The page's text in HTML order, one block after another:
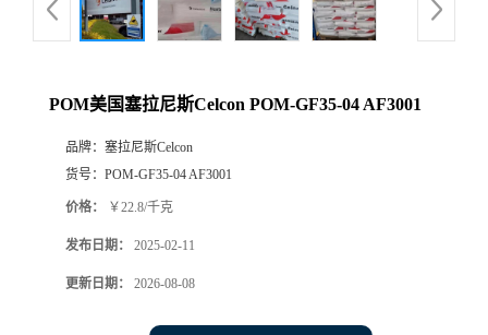
POM美国塞拉尼斯Celcon POM-GF35-04 AF3001
品牌： 塞拉尼斯Celcon
货号： POM-GF35-04 AF3001
价格： ￥22.8/千克
发布日期： 2025-02-11
更新日期： 2026-08-08